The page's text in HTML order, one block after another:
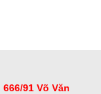
666/91 Võ Văn